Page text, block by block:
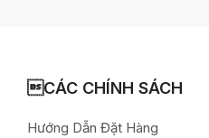
CÁC CHÍNH SÁCH
Hướng Dẫn Đặt Hàng